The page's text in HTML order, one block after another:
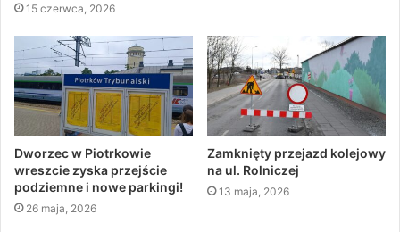
15 czerwca, 2026
Dworzec w Piotrkowie
wreszcie zyska przejście
podziemne i nowe parkingi!
26 maja, 2026
Zamknięty przejazd kolejowy
na ul. Rolniczej
13 maja, 2026